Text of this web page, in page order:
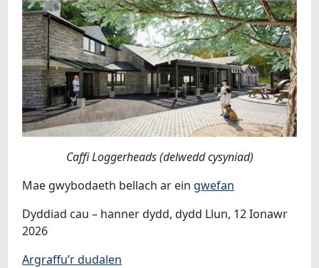
Caffi Loggerheads (delwedd cysyniad)
Mae gwybodaeth bellach ar ein gwefan
Dyddiad cau – hanner dydd, dydd Llun, 12 Ionawr
2026
Argraffu’r dudalen